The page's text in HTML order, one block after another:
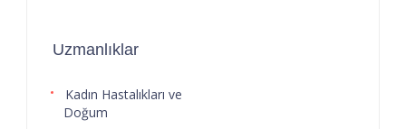
Uzmanlıklar
Kadın Hastalıkları ve
Doğum